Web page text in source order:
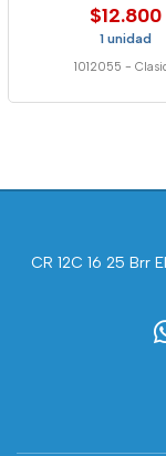
$12.800
1 unidad
1012055 -
CR 12C 16 25 Brr